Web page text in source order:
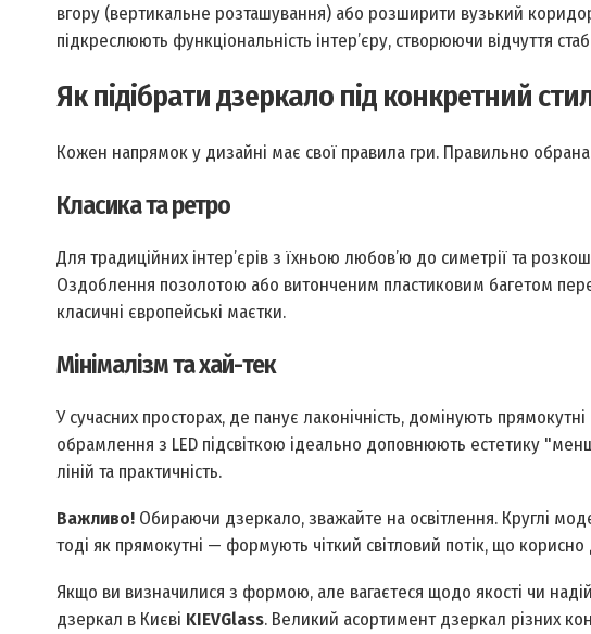
вгору (вертикальне розташування) або розширити вузький
підкреслюють функціональність інтер’єру, створюючи відчуття
Як підібрати дзеркало під конкретний
Кожен напрямок у дизайні має свої правила гри. Правильно
Класика та ретро
Для традиційних інтер’єрів з їхньою любов’ю до симетрії та
Оздоблення позолотою або витонченим пластиковим багетом
класичні європейські маєтки.
Мінімалізм та хай-тек
У сучасних просторах, де панує лаконічність, домінують
обрамлення з LED підсвіткою ідеально доповнюють естетику
ліній та практичність.
Важливо!Обираючи дзеркало, зважайте на освітлення. Круглі
тоді як прямокутні — формують чіткий світловий потік, що
Якщо ви визначилися з формою, але вагаєтеся щодо якості чи
дзеркал в Києві KIEVGlass. Великий асортимент дзеркал різних